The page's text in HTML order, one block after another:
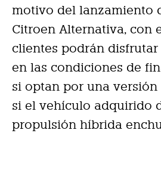
motivo del lanzamiento
Citroen Alternativa, con
clientes podrán
en las condiciones de
si optan por una
si el vehículo adquirido
propulsión híbrida